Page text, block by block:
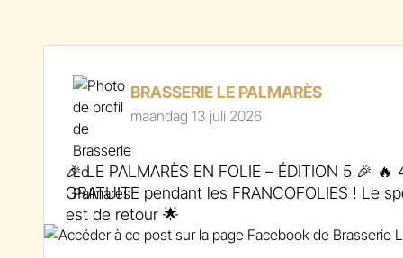
BRASSERIE LE PALMARÈS
maandag 13 juli 2026
🎉 LE PALMARÈS EN FOLIE – ÉDITION 5 🎉
GRATUITE pendant les FRANCOFOLIES ! Le
est de retour 🌟